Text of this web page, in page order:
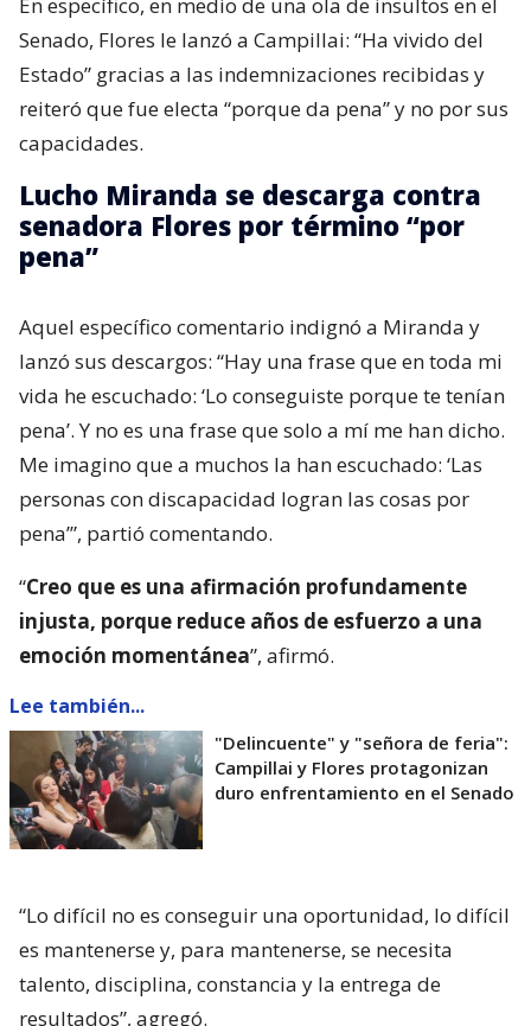
En específico, en medio de una ola de insultos en el
Senado, Flores le lanzó a Campillai: “Ha vivido del
Estado” gracias a las indemnizaciones recibidas y
reiteró que fue electa “porque da pena” y no por sus
capacidades.
Lucho Miranda se descarga contra
senadora Flores por término “por
pena”
Aquel específico comentario indignó a Miranda y
lanzó sus descargos: “Hay una frase que en toda mi
vida he escuchado: ‘Lo conseguiste porque te tenían
pena’. Y no es una frase que solo a mí me han dicho.
Me imagino que a muchos la han escuchado: ‘Las
personas con discapacidad logran las cosas por
pena’”, partió comentando.
“Creo que es una afirmación profundamente
injusta, porque reduce años de esfuerzo a una
emoción momentánea”, afirmó.
Lee también...
"Delincuente" y "señora de feria":
Campillai y Flores protagonizan
duro enfrentamiento en el Senado
“Lo difícil no es conseguir una oportunidad, lo difícil
es mantenerse y, para mantenerse, se necesita
talento, disciplina, constancia y la entrega de
resultados”, agregó.